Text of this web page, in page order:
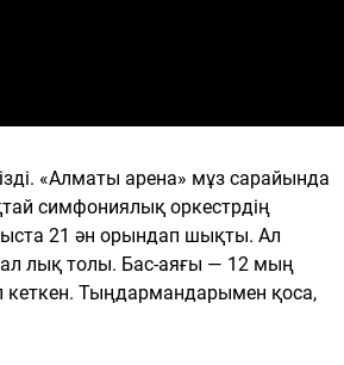
«Алматы арена» мұз сарайында
симфониялық оркестрдің
21 ән орындап шықты. Ал
лық толы. Бас-аяғы — 12 мың
кеткен. Тыңдармандарымен қоса,